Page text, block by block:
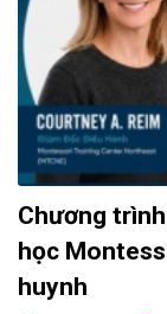
Chương
học
huynh